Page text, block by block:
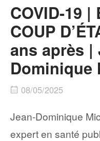
COVID-19 |
COUP
ans après |
Dominique
08/05/2025
Jean-Dominique
expert en santé